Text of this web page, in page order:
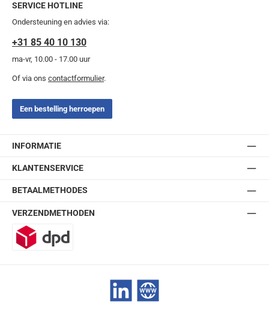
SERVICE HOTLINE
Ondersteuning en advies via:
+31 85 40 10 130
ma-vr, 10.00 - 17.00 uur
Of via ons contactformulier.
Een bestelling herroepen
INFORMATIE
KLANTENSERVICE
BETAALMETHODES
VERZENDMETHODEN
LinkedIn Website